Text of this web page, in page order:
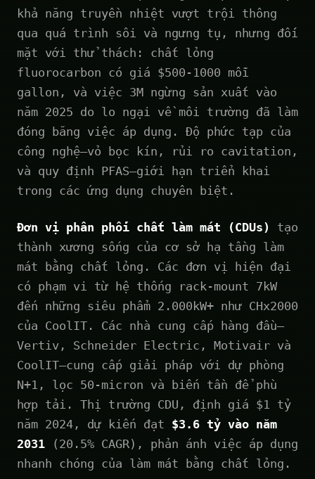
khả năng truyền nhiệt vượt trội thông
qua quá trình sôi và ngưng tụ, nhưng đối
mặt với thử thách: chất lỏng
fluorocarbon có giá $500-1000 mỗi
gallon, và việc 3M ngừng sản xuất vào
năm 2025 do lo ngại về môi trường đã làm
đóng băng việc áp dụng. Độ phức tạp của
công nghệ—vỏ bọc kín, rủi ro cavitation,
và quy định PFAS—giới hạn triển khai
trong các ứng dụng chuyên biệt.
Đơn vị phân phối chất làm mát (CDUs)
tạo
thành xương sống của cơ sở hạ tầng làm
mát bằng chất lỏng. Các đơn vị hiện đại
có phạm vi từ hệ thống rack-mount 7kW
đến những siêu phẩm 2.000kW+ như CHx2000
của CoolIT. Các nhà cung cấp hàng đầu—
Vertiv, Schneider Electric, Motivair và
CoolIT—cung cấp giải pháp với dự phòng
N+1, lọc 50-micron và biến tần để phù
hợp tải. Thị trường CDU, định giá $1 tỷ
năm 2024, dự kiến đạt $3.6 tỷ vào năm
2031 (20.5% CAGR), phản ánh việc áp dụng
nhanh chóng của làm mát bằng chất lỏng.